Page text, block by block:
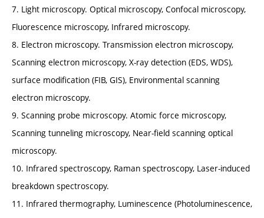
7. Light microscopy. Optical microscopy, Confocal microscopy,
Fluorescence microscopy, Infrared microscopy.
8. Electron microscopy. Transmission electron microscopy,
Scanning electron microscopy, X-ray detection (EDS, WDS),
surface modification (FIB, GIS), Environmental scanning
electron microscopy.
9. Scanning probe microscopy. Atomic force microscopy,
Scanning tunneling microscopy, Near-field scanning optical
microscopy.
10. Infrared spectroscopy, Raman spectroscopy, Laser-induced
breakdown spectroscopy.
11. Infrared thermography, Luminescence (Photoluminescence,